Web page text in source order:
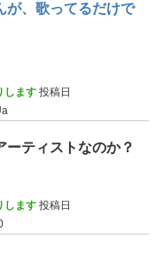
が、歌ってるだけで
します 投稿日
ーティストなのか？
します 投稿日